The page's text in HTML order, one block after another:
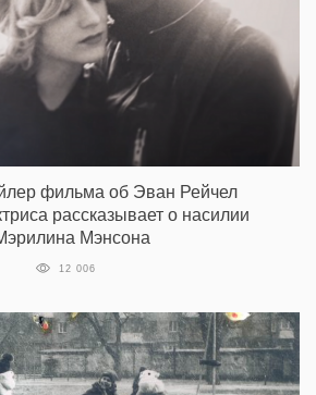
фильма об Эван Рейчел
рассказывает о насилии
Мэнсона
12 006